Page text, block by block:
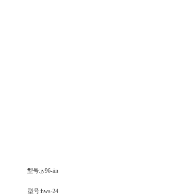
型号:jy96-iin
型号:hws-24